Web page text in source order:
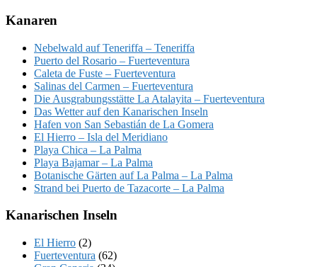
Kanaren
Nebelwald auf Teneriffa – Teneriffa
Puerto del Rosario – Fuerteventura
Caleta de Fuste – Fuerteventura
Salinas del Carmen – Fuerteventura
Die Ausgrabungsstätte La Atalayita – Fuerteventura
Das Wetter auf den Kanarischen Inseln
Hafen von San Sebastián de La Gomera
El Hierro – Isla del Meridiano
Playa Chica – La Palma
Playa Bajamar – La Palma
Botanische Gärten auf La Palma – La Palma
Strand bei Puerto de Tazacorte – La Palma
Kanarischen Inseln
El Hierro (2)
Fuerteventura (62)